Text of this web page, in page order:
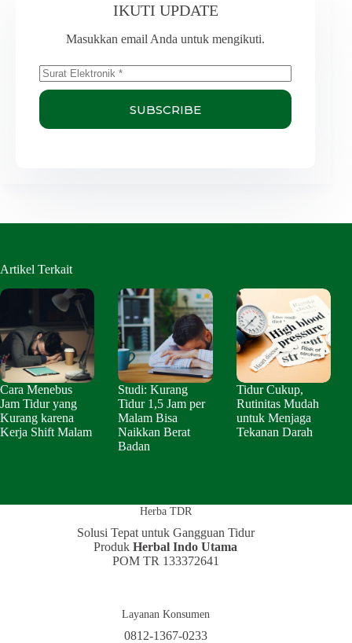
IKUTI UPDATE
Masukkan email Anda untuk mengikuti.
SUBSCRIBE
Artikel Terkait
Cara Menebus
Jam Tidur yang
Kurang karena
Kerja Shift Malam
Studi: Kurang
Tidur 1,5 Jam per
Malam Bisa
Naikkan Berat
Badan
Tidur Cukup,
Rutinitas Mudah
untuk Menjaga
Tekanan Darah
Herba TDR
Solusi Tepat untuk Gangguan Tidur
ProdukHerbal Indo Utama
POM TR 133372641
Layanan Konsumen
0812-1367-0233